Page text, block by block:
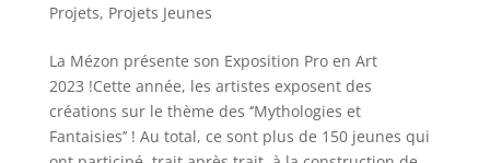
Projets, Projets Jeunes
La Mézon présente son Exposition Pro en Art
2023 !Cette année, les artistes exposent des
créations sur le thème des ‘’Mythologies et
Fantaisies’’ ! Au total, ce sont plus de 150 jeunes qui